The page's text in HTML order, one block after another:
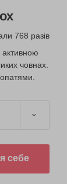
768 разів
активною
човнах.
себе